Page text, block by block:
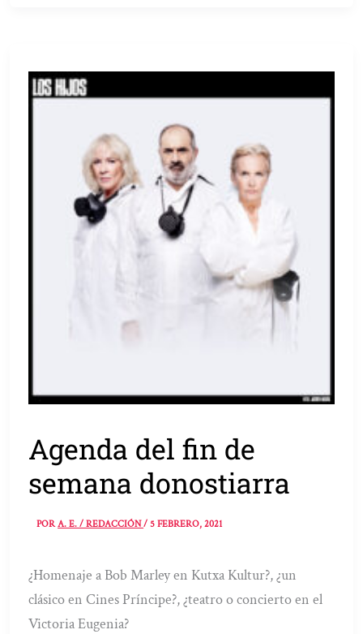
Agenda del fin de
semana donostiarra
PORA. E. / REDACCIÓN/5 FEBRERO, 2021
¿Homenaje a Bob Marley en Kutxa Kultur?, ¿un
clásico en Cines Príncipe?, ¿teatro o concierto en el
Victoria Eugenia?